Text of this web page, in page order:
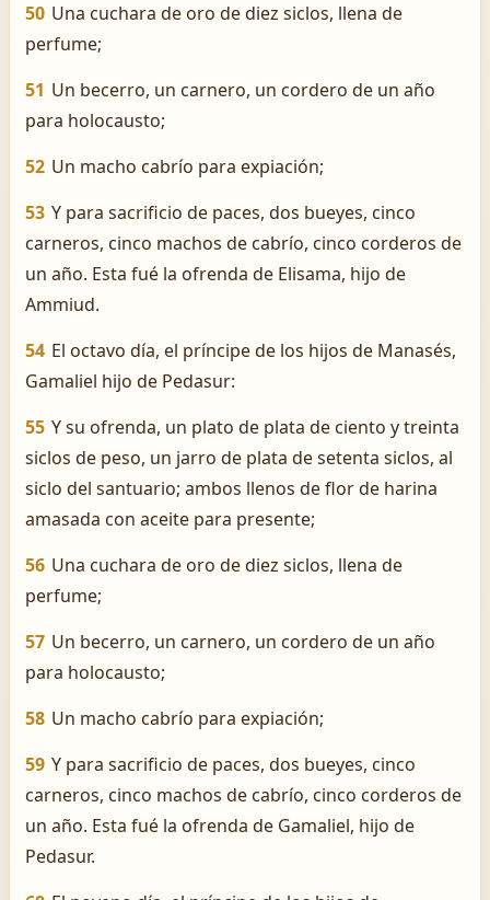
50 Una cuchara de oro de diez siclos, llena de
perfume;
51 Un becerro, un carnero, un cordero de un año
para holocausto;
52 Un macho cabrío para expiación;
53 Y para sacrificio de paces, dos bueyes, cinco
carneros, cinco machos de cabrío, cinco corderos de
un año. Esta fué la ofrenda de Elisama, hijo de
Ammiud.
54 El octavo día, el príncipe de los hijos de Manasés,
Gamaliel hijo de Pedasur:
55 Y su ofrenda, un plato de plata de ciento y treinta
siclos de peso, un jarro de plata de setenta siclos, al
siclo del santuario; ambos llenos de flor de harina
amasada con aceite para presente;
56 Una cuchara de oro de diez siclos, llena de
perfume;
57 Un becerro, un carnero, un cordero de un año
para holocausto;
58 Un macho cabrío para expiación;
59 Y para sacrificio de paces, dos bueyes, cinco
carneros, cinco machos de cabrío, cinco corderos de
un año. Esta fué la ofrenda de Gamaliel, hijo de
Pedasur.